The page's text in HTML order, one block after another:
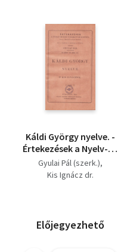
Káldi György nyelve. -
Értekezések a Nyelv- és
Szép tudományok
Köréből - XI. kötet. VIII.
Gyulai Pál (szerk.)
Kis Ignácz dr.
Előjegyezhető